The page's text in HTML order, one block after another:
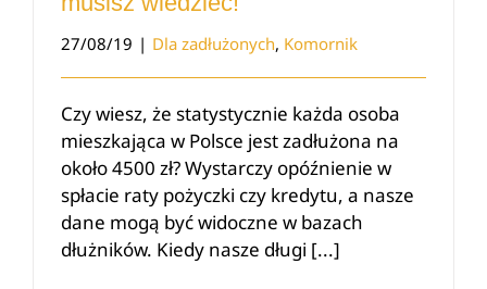
27/08/19 | Dla zadłużonych, Komornik
Czy wiesz, że statystycznie każda osoba
mieszkająca w Polsce jest zadłużona na
około 4500 zł? Wystarczy opóźnienie w
spłacie raty pożyczki czy kredytu, a nasze
dane mogą być widoczne w bazach
dłużników. Kiedy nasze długi [...]